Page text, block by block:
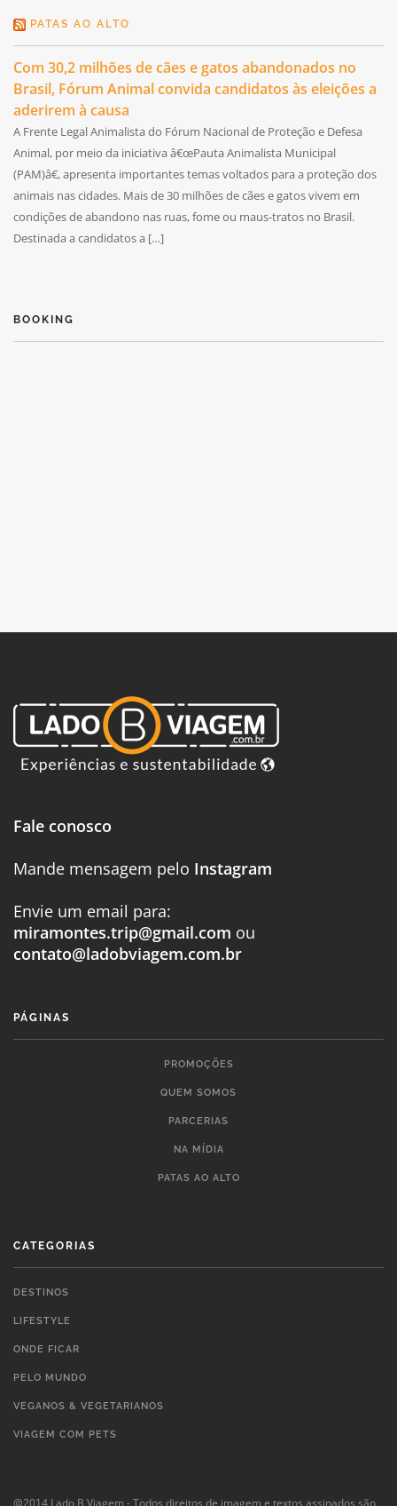
PATAS AO ALTO
Com 30,2 milhões de cães e gatos abandonados no
Brasil, Fórum Animal convida candidatos às eleições a
aderirem à causa
A Frente Legal Animalista do Fórum Nacional de Proteção e Defesa
Animal, por meio da iniciativa â€œPauta Animalista Municipal
(PAM)â€, apresenta importantes temas voltados para a proteção dos
animais nas cidades. Mais de 30 milhões de cães e gatos vivem em
condições de abandono nas ruas, fome ou maus-tratos no Brasil.
Destinada a candidatos a […]
BOOKING
Fale conosco
Mande mensagem pelo Instagram
Envie um email para:
miramontes.trip@gmail.com ou
contato@ladobviagem.com.br
PÁGINAS
PROMOÇÕES
QUEM SOMOS
PARCERIAS
NA MÍDIA
PATAS AO ALTO
CATEGORIAS
DESTINOS
LIFESTYLE
ONDE FICAR
PELO MUNDO
VEGANOS & VEGETARIANOS
VIAGEM COM PETS
@2014 Lado B Viagem - Todos direitos de imagem e textos assinados são